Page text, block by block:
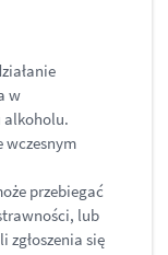
w
alkoholu.
wczesnym
przebiegać
lub
zgłoszenia się